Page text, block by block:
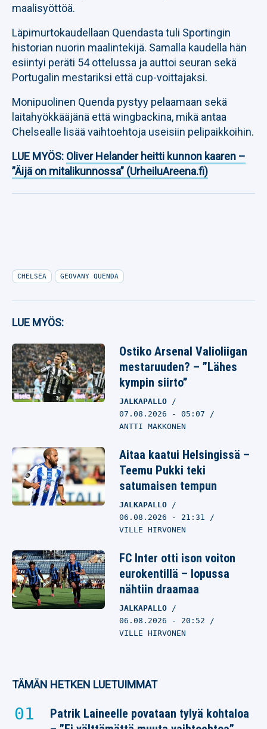
maalisyöttöä.
Läpimurtokaudellaan Quendasta tuli Sportingin
historian nuorin maalintekijä. Samalla kaudella hän
esiintyi peräti 54 ottelussa ja auttoi seuran sekä
Portugalin mestariksi että cup-voittajaksi.
Monipuolinen Quenda pystyy pelaamaan sekä
laitahyökkääjänä että wingbackina, mikä antaa
Chelsealle lisää vaihtoehtoja useisiin pelipaikkoihin.
LUE MYÖS: Oliver Helander heitti kunnon kaaren –
”Äijä on mitalikunnossa” (UrheiluAreena.fi)
CHELSEA GEOVANY QUENDA
LUE MYÖS:
Ostiko Arsenal Valioliigan
mestaruuden? – ”Lähes
kympin siirto”
JALKAPALLO
07.08.2026 - 05:07
ANTTI MAKKONEN
Aitaa kaatui Helsingissä –
Teemu Pukki teki
satumaisen tempun
JALKAPALLO
06.08.2026 - 21:31
VILLE HIRVONEN
FC Inter otti ison voiton
eurokentillä – lopussa
nähtiin draamaa
JALKAPALLO
06.08.2026 - 20:52
VILLE HIRVONEN
TÄMÄN HETKEN LUETUIMMAT
Patrik Laineelle povataan tylyä kohtaloa